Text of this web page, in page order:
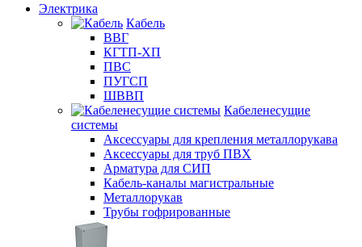
Электрика
Кабель
ВВГ
КГТП-ХП
ПВС
ПУГСП
ШВВП
Кабеленесущие
системы
Аксессуары для крепления металлорукава
Аксессуары для труб ПВХ
Арматура для СИП
Кабель-каналы магистральные
Металлорукав
Трубы гофрированные